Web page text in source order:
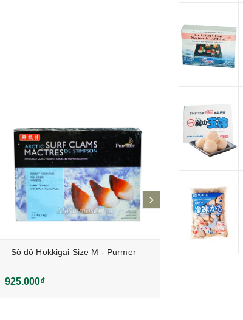
Sò đỏ Hokkigai Size M - Purmer
925.000₫